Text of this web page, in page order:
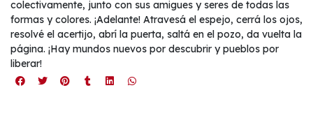
colectivamente, junto con sus amigues y seres de todas las
formas y colores. ¡Adelante! Atravesá el espejo, cerrá los ojos,
resolvé el acertijo, abrí la puerta, saltá en el pozo, da vuelta la
página. ¡Hay mundos nuevos por descubrir y pueblos por
liberar!